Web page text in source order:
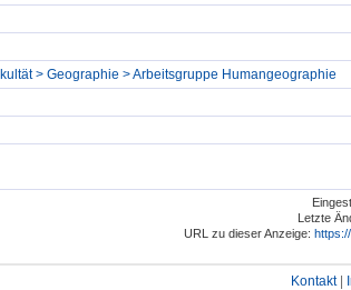
> Geographie > Arbeitsgruppe Humangeographie
Letzte
URL zu dieser Anzeige:
Kontakt|